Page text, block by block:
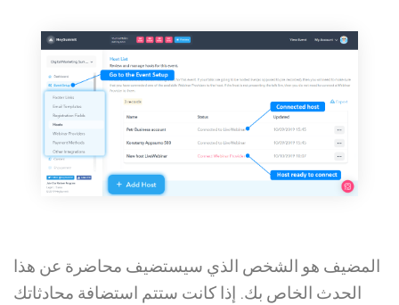
المضيف هو الشخص الذي سيستضيف محاضرة عن هذا
الحدث الخاص بك. إذا كانت ستتم استضافة محادثاتك